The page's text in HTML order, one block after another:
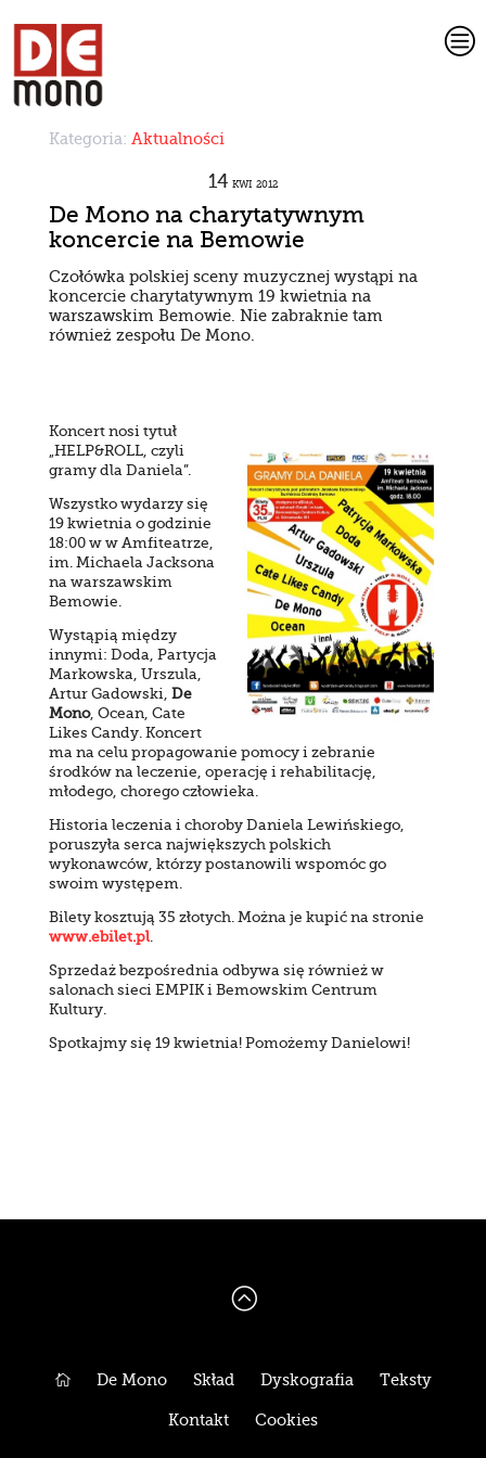
c
Kategoria: Aktualności
14 KWI 2012
De Mono na charytatywnym
koncercie na Bemowie
Czołówka polskiej sceny muzycznej wystąpi na
koncercie charytatywnym 19 kwietnia na
warszawskim Bemowie. Nie zabraknie tam
również zespołu De Mono.
Koncert nosi tytuł
„HELP&ROLL, czyli
gramy dla Daniela”.
Wszystko wydarzy się
19 kwietnia o godzinie
18:00 w w Amfiteatrze,
im. Michaela Jacksona
na warszawskim
Bemowie.
Wystąpią między
innymi: Doda, Partycja
Markowska, Urszula,
Artur Gadowski, De
Mono, Ocean, Cate
Likes Candy. Koncert
ma na celu propagowanie pomocy i zebranie
środków na leczenie, operację i rehabilitację,
młodego, chorego człowieka.
Historia leczenia i choroby Daniela Lewińskiego,
poruszyła serca największych polskich
wykonawców, którzy postanowili wspomóc go
swoim występem.
Bilety kosztują 35 złotych. Można je kupić na stronie
www.ebilet.pl.
Sprzedaż bezpośrednia odbywa się również w
salonach sieci EMPIK i Bemowskim Centrum
Kultury.
Spotkajmy się 19 kwietnia! Pomożemy Danielowi!
:
 De Mono Skład Dyskografia Teksty
Kontakt Cookies